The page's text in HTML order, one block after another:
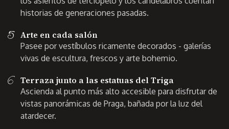
historias de generaciones pasadas.
5 Arte en cada salón
Pasee por vestíbulos ricamente decorados - galerías
vivas de escultura, frescos y arte bohemio.
6 Terraza junto a las estatuas del Triga
Ascienda al punto más alto accesible para disfrutar de
vistas panorámicas de Praga, bañada por la luz del
atardecer.